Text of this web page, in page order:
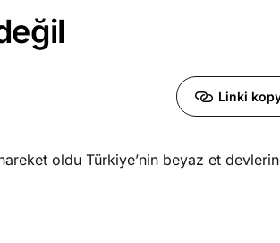
Linki
oldu Türkiye’nin beyaz et